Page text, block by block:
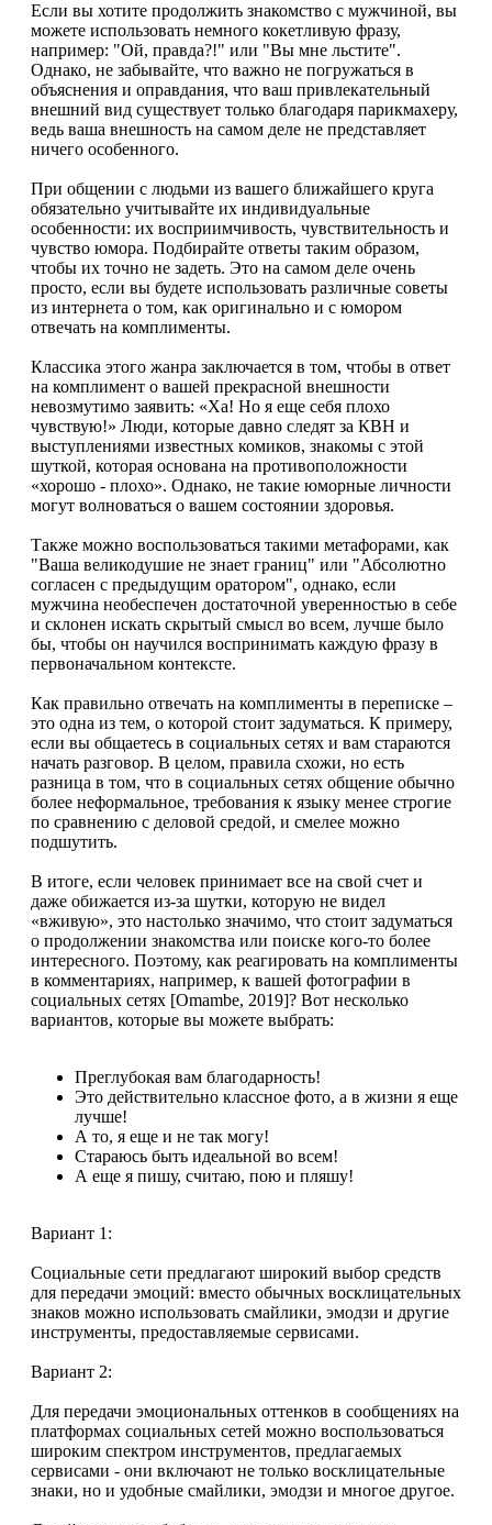
Если вы хотите продолжить знакомство с мужчиной, вы
можете использовать немного кокетливую фразу,
например: "Ой, правда?!" или "Вы мне льстите".
Однако, не забывайте, что важно не погружаться в
объяснения и оправдания, что ваш привлекательный
внешний вид существует только благодаря парикмахеру,
ведь ваша внешность на самом деле не представляет
ничего особенного.
При общении с людьми из вашего ближайшего круга
обязательно учитывайте их индивидуальные
особенности: их восприимчивость, чувствительность и
чувство юмора. Подбирайте ответы таким образом,
чтобы их точно не задеть. Это на самом деле очень
просто, если вы будете использовать различные советы
из интернета о том, как оригинально и с юмором
отвечать на комплименты.
Классика этого жанра заключается в том, чтобы в ответ
на комплимент о вашей прекрасной внешности
невозмутимо заявить: «Ха! Но я еще себя плохо
чувствую!» Люди, которые давно следят за КВН и
выступлениями известных комиков, знакомы с этой
шуткой, которая основана на противоположности
«хорошо - плохо». Однако, не такие юморные личности
могут волноваться о вашем состоянии здоровья.
Также можно воспользоваться такими метафорами, как
"Ваша великодушие не знает границ" или "Абсолютно
согласен с предыдущим оратором", однако, если
мужчина необеспечен достаточной уверенностью в себе
и склонен искать скрытый смысл во всем, лучше было
бы, чтобы он научился воспринимать каждую фразу в
первоначальном контексте.
Как правильно отвечать на комплименты в переписке –
это одна из тем, о которой стоит задуматься. К примеру,
если вы общаетесь в социальных сетях и вам стараются
начать разговор. В целом, правила схожи, но есть
разница в том, что в социальных сетях общение обычно
более неформальное, требования к языку менее строгие
по сравнению с деловой средой, и смелее можно
подшутить.
В итоге, если человек принимает все на свой счет и
даже обижается из-за шутки, которую не видел
«вживую», это настолько значимо, что стоит задуматься
о продолжении знакомства или поиске кого-то более
интересного. Поэтому, как реагировать на комплименты
в комментариях, например, к вашей фотографии в
социальных сетях [Omambe, 2019]? Вот несколько
вариантов, которые вы можете выбрать:
Преглубокая вам благодарность!
Это действительно классное фото, а в жизни я еще
лучше!
А то, я еще и не так могу!
Стараюсь быть идеальной во всем!
А еще я пишу, считаю, пою и пляшу!
Вариант 1:
Социальные сети предлагают широкий выбор средств
для передачи эмоций: вместо обычных восклицательных
знаков можно использовать смайлики, эмодзи и другие
инструменты, предоставляемые сервисами.
Вариант 2:
Для передачи эмоциональных оттенков в сообщениях на
платформах социальных сетей можно воспользоваться
широким спектром инструментов, предлагаемых
сервисами - они включают не только восклицательные
знаки, но и удобные смайлики, эмодзи и многое другое.